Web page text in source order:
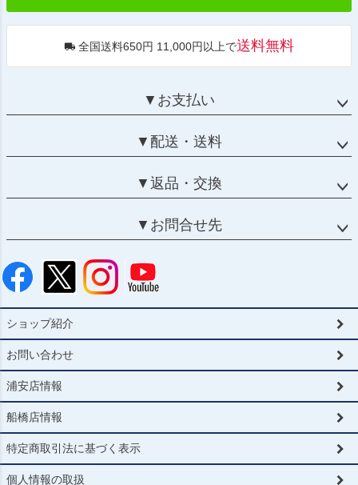
全国送料650円 11,000円以上で送料無料
▼お支払い
▼配送・送料
▼返品・交換
▼お問合せ先
ショップ紹介
お問い合わせ
浦安店情報
船橋店情報
特定商取引法に基づく表示
個人情報の取扱